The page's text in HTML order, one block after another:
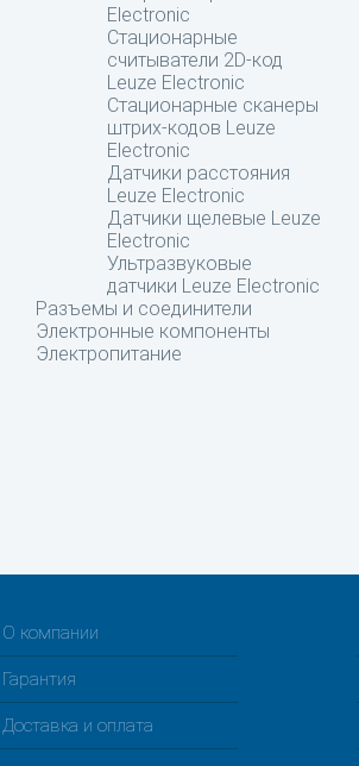
Electronic
Стационарные
считыватели 2D-код
Leuze Electronic
Стационарные сканеры
штрих-кодов Leuze
Electronic
Датчики расстояния
Leuze Electronic
Датчики щелевые Leuze
Electronic
Ультразвуковые
датчики Leuze Electronic
Разъемы и соединители
Электронные компоненты
Электропитание
О компании
Гарантия
Доставка и оплата